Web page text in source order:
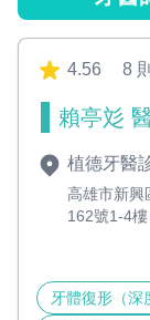
4.56 8
賴亭彣
植德牙醫
高雄市新興
162號1-4樓
牙體復形（深